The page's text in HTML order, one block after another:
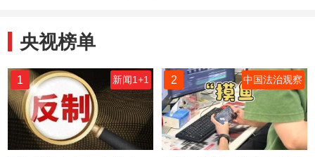
央视榜单
1 新闻1+1 2 中国法治观察